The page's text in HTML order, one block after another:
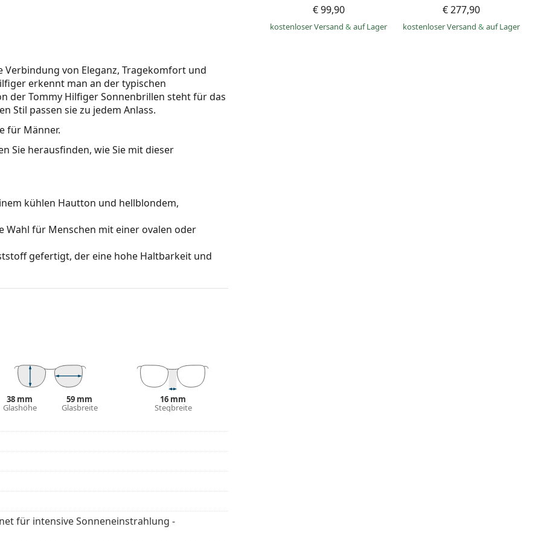
€ 99,90
kostenloser Versand& auf Lager
€ 277,90
kostenloser Versand& auf Lager
von Eleganz, Tragekomfort und
erkennt man an der typischen
der Tommy Hilfiger Sonnenbrillen steht für das
Stil passen sie zu jedem Anlass.
für Männer.
Sie herausfinden, wie Sie mit dieser
kühlen Hautton und hellblondem,
Wahl für Menschen mit einer ovalen oder
gefertigt, der eine hohe Haltbarkeit und
ohne den Kontrast zu beeinträchtigen oder die
Vorteile in ihrem geringen Gewicht und
vor Sonnenlicht bietet. Die Gläser der
3 (Lichtdurchlässig­keit 8 – 18% ). Sie sind
Stadt geeignet.
des Etuis und sein Design können
der Sonnenbrille. Einige Modelle können
, um weitere Modelle beliebter Marken zu
38 mm
Glashöhe
59 mm
Glasbreite
16 mm
Stegbreite
für intensive Sonneneinstrahlung -